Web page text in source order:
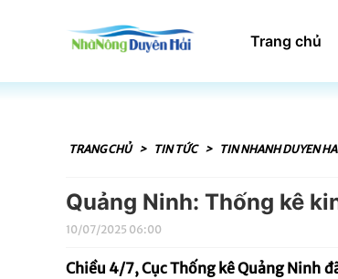
Trang chủ
TRANG CHỦ > TIN TỨC > TIN NHANH DUYEN
Quảng Ninh: Thống kê
10/07/2025 06:00
Chiều 4/7, Cục Thống kê Quảng Ninh